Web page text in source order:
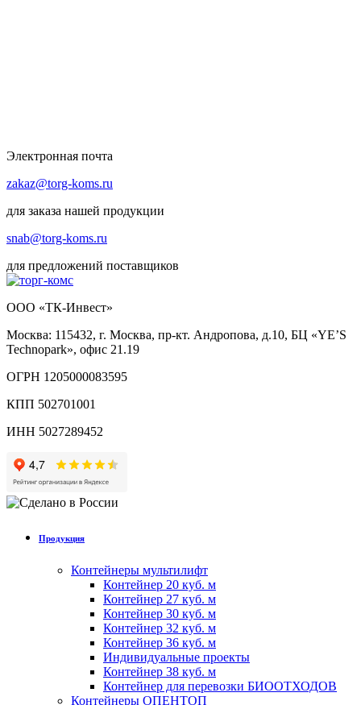
Электронная почта
zakaz@torg-koms.ru
для заказа нашей продукции
snab@torg-koms.ru
для предложений поставщиков
ООО «ТК-Инвест»
Москва: 115432, г. Москва, пр-кт. Андропова, д.10, БЦ «YE’S
Technopark», офис 21.19
ОГРН 1205000083595
КПП 502701001
ИНН 5027289452
Продукция
Контейнеры мультилифт
Контейнер 20 куб. м
Контейнер 27 куб. м
Контейнер 30 куб. м
Контейнер 32 куб. м
Контейнер 36 куб. м
Индивидуальные проекты
Контейнер 38 куб. м
Контейнер для перевозки БИООТХОДОВ
Контейнеры ОПЕНТОП